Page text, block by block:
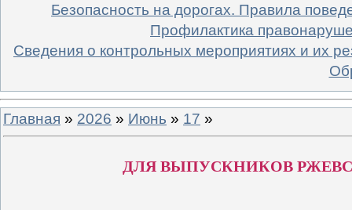
Безопасность на дорогах. Правила
Профилактика
Сведения о контрольных мероприятиях и их
Главная » 2026 » Июнь » 17 »
ДЛЯ ВЫПУСКНИКОВ